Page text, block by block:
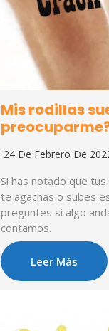
Mis rodillas
24 De Febrero De
Si has notado que
te agachas o subes
preguntes si algo
contamos.
Leer Más